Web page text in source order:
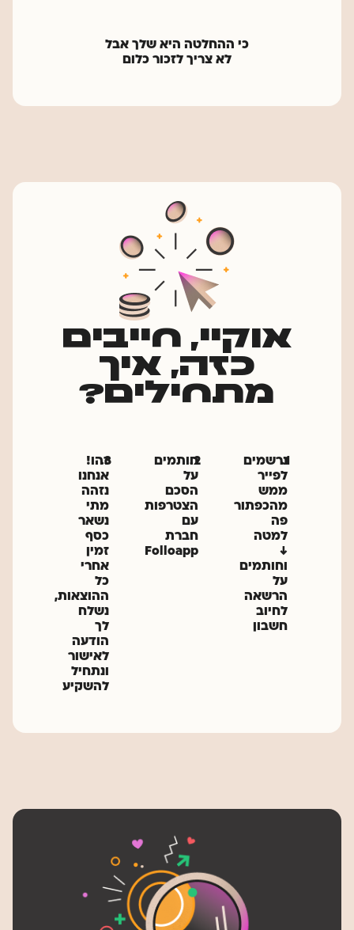
כי ההחלטה היא שלך אבל
לא צריך לזכור כלום
אוקיי, חייבים
כזה, איך
מתחילים?
1.נרשמים
לפייר
ממש
מהכפתור
פה
למטה
↓
וחותמים
על
הרשאה
לחיוב
חשבון
2.חותמים
על
הסכם
הצטרפות
עם
חברת
Folloapp
3.זהו!
אנחנו
נזהה
מתי
נשאר
כסף
זמין
אחרי
כל
ההוצאות,
נשלח
לך
הודעה
לאישור
ונתחיל
להשקיע